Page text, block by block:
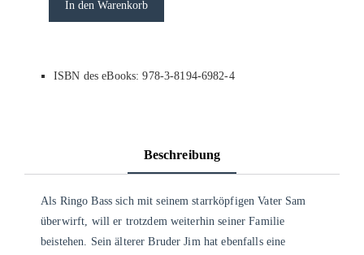
In den Warenkorb
ISBN des eBooks: 978-3-8194-6982-4
Beschreibung
Als Ringo Bass sich mit seinem starrköpfigen Vater Sam
überwirft, will er trotzdem weiterhin seiner Familie
beistehen. Sein älterer Bruder Jim hat ebenfalls eine